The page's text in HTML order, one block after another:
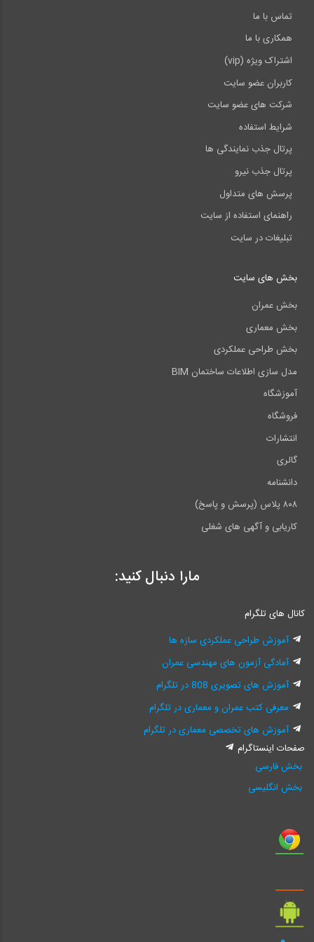
تماس با ما
همکاری با ما
اشتراک ویژه (vip)
کاربران عضو سایت
شرکت های عضو سایت
شرایط استفاده
پرتال جذب نمایندگی ها
پرتال جذب نیرو
پرسش های متداول
راهنمای استفاده از سایت
تبلیغات در سایت
بخش های سایت
بخش عمران
بخش معماری
بخش طراحی عملکردی
مدل سازی اطلاعات ساختمان BIM
آموزشگاه
فروشگاه
انتشارات
گالری
دانشنامه
۸۰۸ پلاس (پرسش و پاسخ)
کاریابی و آگهی های شغلی
مارا دنبال کنید:
کانال های تلگرام
آموزش طراحی عملکردی سازه ها
آمادگی آزمون های مهندسی عمران
آموزش های تصویری 808 در تلگرام
معرفی کتب عمران و معماری در تلگرام
آموزش های تخصصی معماری در تلگرام
صفحات اینستاگرام
بخش فارسی
بخش انگلیسی